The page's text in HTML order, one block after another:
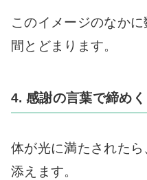
このイメージのなか
間とどまります。
4. 感謝の言葉で締め
体が光に満たされた
添えます。